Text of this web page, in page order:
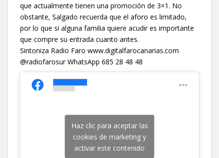
que actualmente tienen una promoción de 3×1. No
obstante, Salgado recuerda que el aforo es limitado,
por lo que si alguna familia quiere acudir es importante
que compre su entrada cuanto antes.
Sintoniza Radio Faro www.digitalfarocanarias.com
@radiofarosur WhatsApp 685 28 48 48
Haz clic para aceptar las
cookies de marketing y
activar este contenido